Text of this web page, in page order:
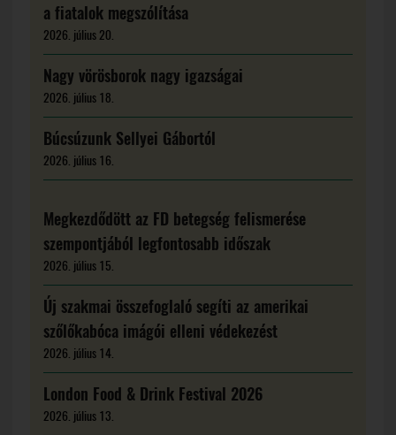
a fiatalok megszólítása
2026. július 20.
Nagy vörösborok nagy igazságai
2026. július 18.
Búcsúzunk Sellyei Gábortól
2026. július 16.
Megkezdődött az FD betegség felismerése
szempontjából legfontosabb időszak
2026. július 15.
Új szakmai összefoglaló segíti az amerikai
szőlőkabóca imágói elleni védekezést
2026. július 14.
London Food & Drink Festival 2026
2026. július 13.